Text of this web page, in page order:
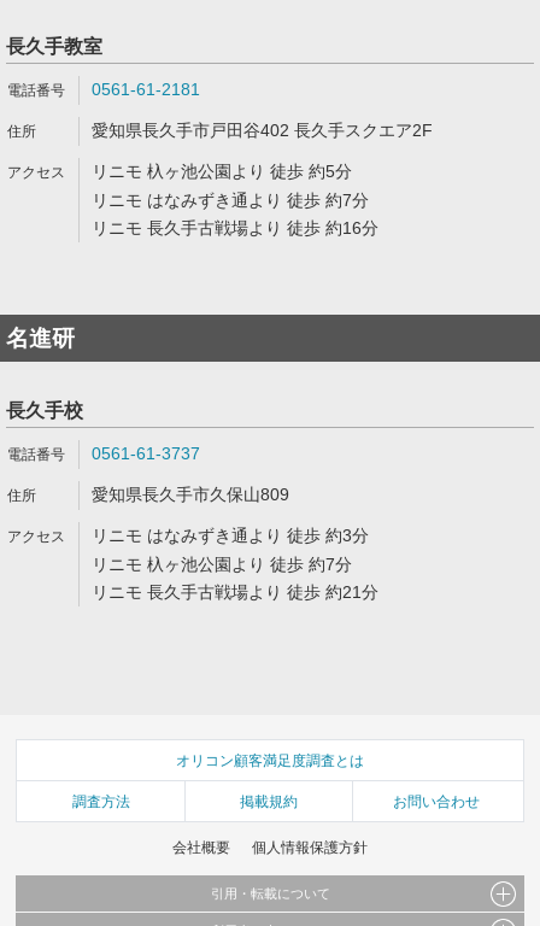
長久手教室
0561-61-2181
愛知県長久手市戸田谷402 長久手スクエア2F
リニモ 杁ヶ池公園より 徒歩 約5分
リニモ はなみずき通より 徒歩 約7分
リニモ 長久手古戦場より 徒歩 約16分
名進研
長久手校
0561-61-3737
愛知県長久手市久保山809
リニモ はなみずき通より 徒歩 約3分
リニモ 杁ヶ池公園より 徒歩 約7分
リニモ 長久手古戦場より 徒歩 約21分
オリコン顧客満足度調査とは
調査方法 掲載規約 お問い合わせ
会社概要 個人情報保護方針
引用・転載について